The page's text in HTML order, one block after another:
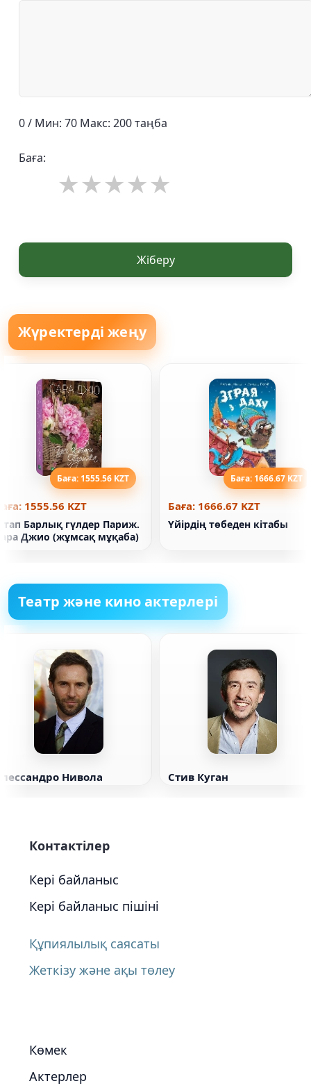
0 / Мин: 70 Макс: 200 таңба
Баға:
Жіберу
Жүректерді жеңу
Баға: 1555.56 KZT
1555.56 KZT
Барлық гүлдер Париж.
Джио (жұмсақ мұқаба)
Баға: 1666.67 KZT
Баға: 1666.67 KZT
Үйірдің төбеден кітабы
Театр және кино актерлері
Нивола Стив Куган
Контактілер
Кері байланыс
Кері байланыс пішіні
Құпиялылық саясаты
Жеткізу және ақы төлеу
Көмек
Актерлер